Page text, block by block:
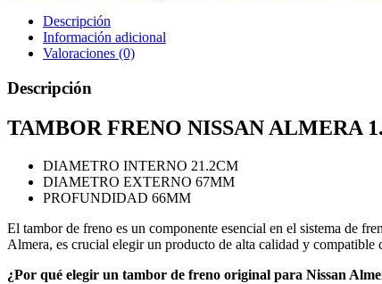
Descripción
Información adicional
Valoraciones (0)
Descripción
TAMBOR FRENO NISSAN ALMERA
DIAMETRO INTERNO 21.2CM
DIAMETRO EXTERNO 67MM
PROFUNDIDAD 66MM
El tambor de freno es un componente esencial en el sistema de
Almera, es crucial elegir un producto de alta calidad y compatible
¿Por qué elegir un tambor de freno original para Nissan